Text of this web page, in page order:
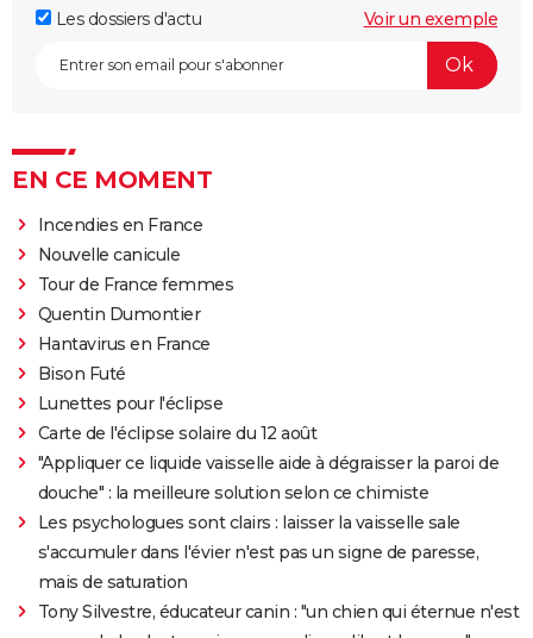
Les dossiers d'actu
Voir un exemple
EN CE MOMENT
Incendies en France
Nouvelle canicule
Tour de France femmes
Quentin Dumontier
Hantavirus en France
Bison Futé
Lunettes pour l'éclipse
Carte de l'éclipse solaire du 12 août
"Appliquer ce liquide vaisselle aide à dégraisser la paroi de
douche" : la meilleure solution selon ce chimiste
Les psychologues sont clairs : laisser la vaisselle sale
s'accumuler dans l'évier n'est pas un signe de paresse,
mais de saturation
Tony Silvestre, éducateur canin : "un chien qui éternue n'est